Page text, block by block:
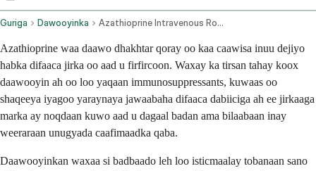
Guriga Dawooyinka Azathioprine Intravenous Route
Azathioprine waa daawo dhakhtar qoray oo kaa caawisa inuu dejiyo
habka difaaca jirka oo aad u firfircoon. Waxay ka tirsan tahay koox
daawooyin ah oo loo yaqaan immunosuppressants, kuwaas oo
shaqeeya iyagoo yaraynaya jawaabaha difaaca dabiiciga ah ee jirkaaga
marka ay noqdaan kuwo aad u dagaal badan ama bilaabaan inay
weeraraan unugyada caafimaadka qaba.
Daawooyinkan waxaa si badbaado leh loo isticmaalay tobanaan sano